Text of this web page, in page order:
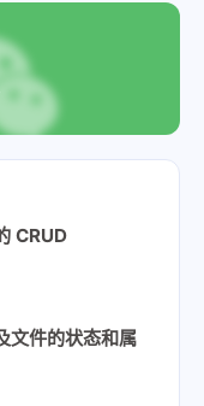
CRUD
文件的状态和属